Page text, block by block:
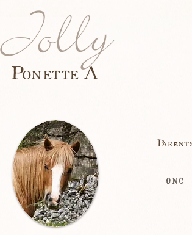
Ponette A
Jolly
ONC